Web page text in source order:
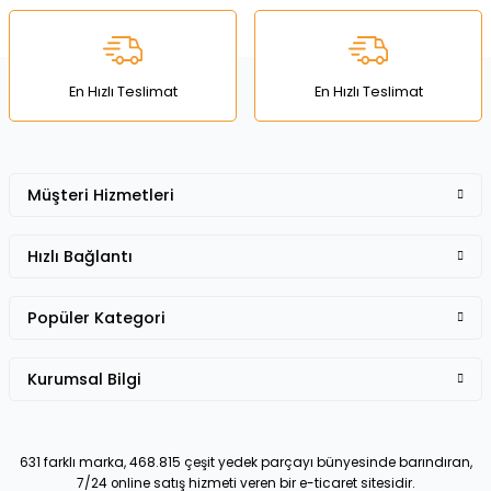
Ürün fiyatı diğer sitelerden daha pahalı.
Bu ürüne benzer farklı alternatifler olmalı.
En Hızlı Teslimat En Hızlı Teslimat
631 farklı marka, 468.815 çeşit yedek parçayı bünyesinde barındıran,
7/24 online satış hizmeti veren bir e-ticaret sitesidir.
Müşteri Hizmetleri
Hızlı Bağlantı
Popüler Kategori
Kurumsal Bilgi